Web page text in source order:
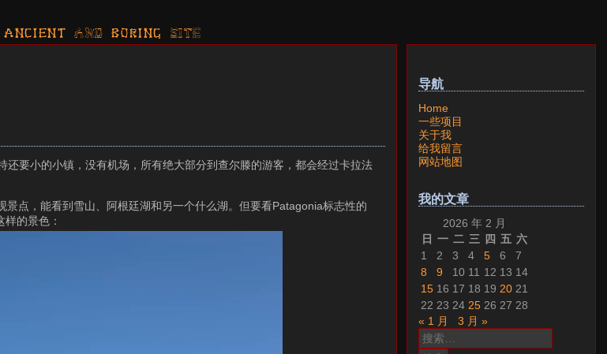
ancient AND boring SITE
要小的小镇，没有机场，所有绝大部分到查尔滕的游客，都会经过卡拉法
点，能看到雪山、阿根廷湖和另一个什么湖。但要看Patagonia标志性的
的景色：
导航
Home
一些项目
关于我
给我留言
网站地图
我的文章
2026 年 2 月
日 一 二 三 四 五 六
1
2 3 4 5 6
7
8
9 10 11 12 13 14
15 16 17 18 19 20 21
22 23 24 25 26 27 28
« 1 月
3 月 »
搜
索：